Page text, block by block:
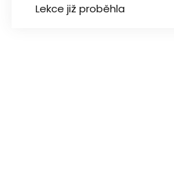
Lekce již proběhla